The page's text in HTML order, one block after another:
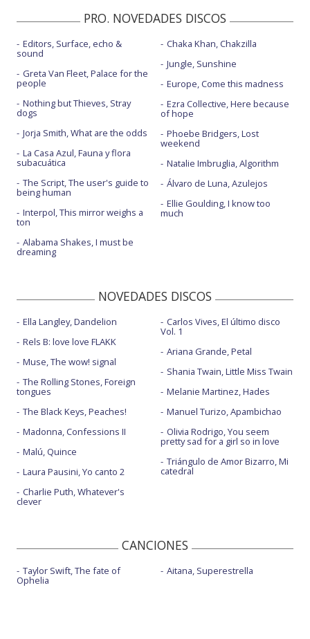
PRO. NOVEDADES DISCOS
Editors, Surface, echo &
sound
Greta Van Fleet, Palace for the
people
Nothing but Thieves, Stray
dogs
Jorja Smith, What are the odds
La Casa Azul, Fauna y flora
subacuática
The Script, The user's guide to
being human
Interpol, This mirror weighs a
ton
Alabama Shakes, I must be
dreaming
Chaka Khan, Chakzilla
Jungle, Sunshine
Europe, Come this madness
Ezra Collective, Here because
of hope
Phoebe Bridgers, Lost
weekend
Natalie Imbruglia, Algorithm
Álvaro de Luna, Azulejos
Ellie Goulding, I know too
much
NOVEDADES DISCOS
Ella Langley, Dandelion
Rels B: love love FLAKK
Muse, The wow! signal
The Rolling Stones, Foreign
tongues
The Black Keys, Peaches!
Madonna, Confessions II
Malú, Quince
Laura Pausini, Yo canto 2
Charlie Puth, Whatever's
clever
Carlos Vives, El último disco
Vol. 1
Ariana Grande, Petal
Shania Twain, Little Miss Twain
Melanie Martinez, Hades
Manuel Turizo, Apambichao
Olivia Rodrigo, You seem
pretty sad for a girl so in love
Triángulo de Amor Bizarro, Mi
catedral
CANCIONES
Taylor Swift, The fate of
Ophelia
Aitana, Superestrella